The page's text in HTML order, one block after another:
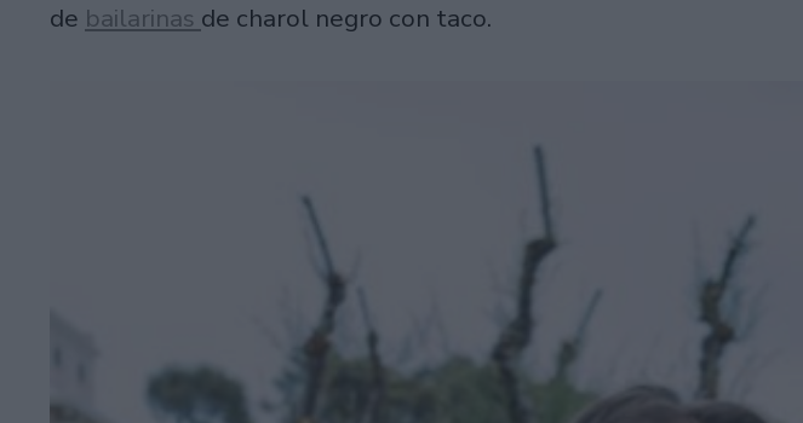
de bailarinas de charol negro con taco.